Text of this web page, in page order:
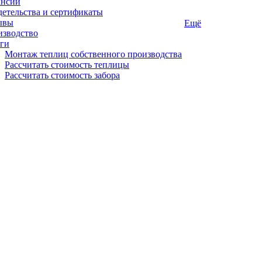
и сертификаты
Монтаж теплиц собственного производства
Рассчитать стоимость теплицы
Рассчитать стоимость забора
Ещё